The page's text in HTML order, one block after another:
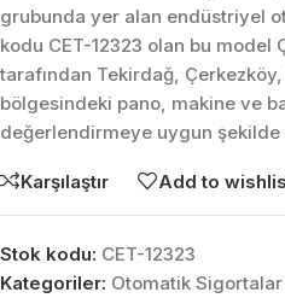
grubunda yer alan endüstriyel
kodu CET-12323 olan bu model
tarafından Tekirdağ,
bölgesindeki pano, makine ve
değerlendirmeye uygun şekilde
Karşılaştır Add to
Stok kodu: CET-12323
Kategoriler: Otomatik